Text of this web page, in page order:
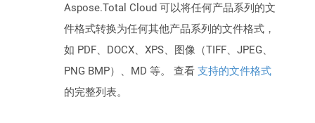
Aspose.Total Cloud 可以将任何产品系列的文
件格式转换为任何其他产品系列的文件格式，
如 PDF、DOCX、XPS、图像（TIFF、JPEG、
PNG BMP）、MD 等。 查看 支持的文件格式
的完整列表。